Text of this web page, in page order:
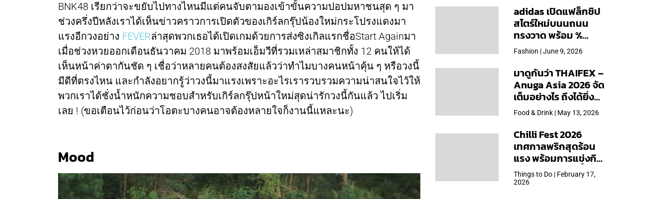
BNK48 เรียกว่าจะขยับไปทางไหนมีแต่คนจับตามองเข้าขั้นความปอปมหาชนสุด ๆ มา
ช่วงครึ่งปีหลังเราได้เห็นข่าวคราวการเปิดตัวของเกิร์ลกรุ๊ปน้องใหม่กระโปรงแดงมา
แรงอีกวงอย่าง FEVERล่าสุดพวกเธอได้เปิดเกมด้วยการส่งซิงเกิลแรกชื่อStart Againมา
เมื่อช่วงหวยออกเดือนธันวาคม 2018 มาพร้อมเอ็มวีที่รวมเหล่าสมาชิกทั้ง 12 คนให้ได้
เห็นหน้าค่าตากันชัด ๆ เชื่อว่าหลายคนต้องสงสัยแล้วว่าทำไมบางคนหน้าคุ้น ๆ หรือวงนี้
มีดีที่ตรงไหน และกำลังอยากรู้ว่าวงนี้มาแรงเพราะอะไรเรารวบรวมความน่าสนใจไว้ให้
พวกเราได้ชั่งน้ำหนักความชอบสำหรับเกิร์ลกรุ๊ปหน้าใหม่สุดน่ารักวงนี้กันแล้ว ไปเริ่ม
เลย ! (ขอเตือนไว้ก่อนว่าโอตะบางคนอาจต้องหลายใจก็งานนี้แหละนะ)
Mood
adidas เปิดแฟล็กชิป
สโตร์ใหม่บนนถนน
ทรงวาด พร้อม %
Arabica และคอลเลก
ชันพิเศษเฉพาะสาขา
Fashion | June 9, 2026
มาดูกันว่า THAIFEX –
Anuga Asia 2026 จัด
เต็มอย่างไร ถึงได้ยิ่ง
ใหญ่สุดเท่าที่เคยจัดมา
Food & Drink | May 13, 2026
Chilli Fest 2026
เทศกาลพริกสุดร้อน
แรง พร้อมการแข่งกิน
พริก จัด 28 มี.ค.นี้ ที่โรง
แรมคิมป์ตัน มาลัยฯ
Things to Do | February 17,
2026